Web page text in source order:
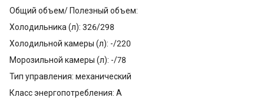
Общий объем/ Полезный объем:
Холодильника (л): 326/298
Холодильной камеры (л): -/220
Морозильной камеры (л): -/78
Тип управления: механический
Класс энергопотребления: A